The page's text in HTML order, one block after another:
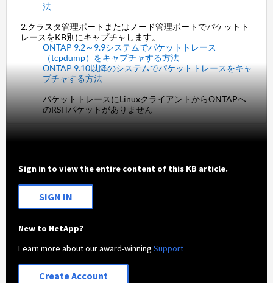
法
2.クラスタ管理ポートまたはノード管理ポートでパケットト
レースをKB別にキャプチャします。
ONTAP 9.2～9.9システムでパケットトレース
（tcpdump）をキャプチャする方法
ONTAP 9.10以降のシステムでパケットトレースをキャ
プチャする方法
パケットトレースにLinuxクライアントからONTAPへ
のRSHパケットがありません
Sign in to view the entire content of this KB article.
SIGN IN
New to NetApp?
Learn more about our award-winningSupport
Create Account